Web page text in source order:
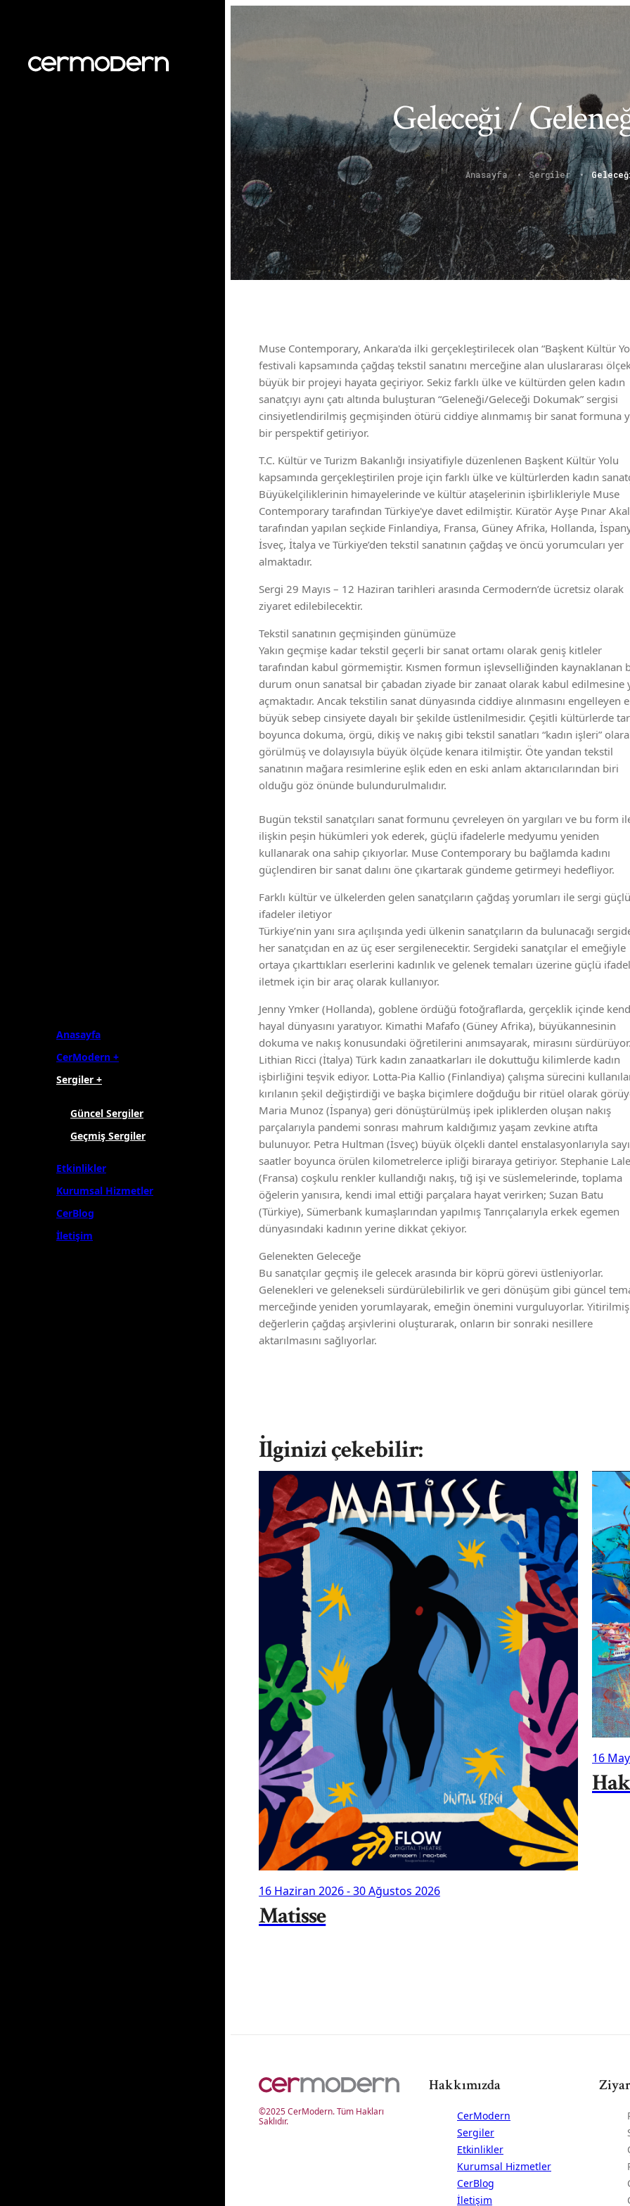
Anasayfa
CerModern +
Sergiler +
Güncel Sergiler
Geçmiş Sergiler
Etkinlikler
Kurumsal Hizmetler
CerBlog
İletişim
Geleceği /
Anasayfa Sergiler
Muse Contemporary, Ankara'da ilki gerçekleştirilecek olan “Başkent Kültür
festivali kapsamında çağdaş tekstil sanatını merceğine alan uluslararası
büyük bir projeyi hayata geçiriyor. Sekiz farklı ülke ve kültürden gelen kadın
sanatçıyı aynı çatı altında buluşturan “Geleneği/Geleceği Dokumak” sergisi
cinsiyetlendirilmiş geçmişinden ötürü ciddiye alınmamış bir sanat formuna
bir perspektif getiriyor.
T.C. Kültür ve Turizm Bakanlığı insiyatifiyle düzenlenen Başkent Kültür Yolu
kapsamında gerçekleştirilen proje için farklı ülke ve kültürlerden kadın
Büyükelçiliklerinin himayelerinde ve kültür ataşelerinin işbirlikleriyle Muse
Contemporary tarafından Türkiye'ye davet edilmiştir. Küratör Ayşe Pınar
tarafından yapılan seçkide Finlandiya, Fransa, Güney Afrika, Hollanda,
İsveç, İtalya ve Türkiye’den tekstil sanatının çağdaş ve öncü yorumcuları yer
almaktadır.
Sergi 29 Mayıs – 12 Haziran tarihleri arasında Cermodern’de ücretsiz olarak
ziyaret edilebilecektir.
Tekstil sanatının geçmişinden günümüze
Yakın geçmişe kadar tekstil geçerli bir sanat ortamı olarak geniş kitleler
tarafından kabul görmemiştir. Kısmen formun işlevselliğinden kaynaklanan
durum onun sanatsal bir çabadan ziyade bir zanaat olarak kabul edilmesine
açmaktadır. Ancak tekstilin sanat dünyasında ciddiye alınmasını engelleyen
büyük sebep cinsiyete dayalı bir şekilde üstlenilmesidir. Çeşitli kültürlerde
boyunca dokuma, örgü, dikiş ve nakış gibi tekstil sanatları “kadın işleri”
görülmüş ve dolayısıyla büyük ölçüde kenara itilmiştir. Öte yandan tekstil
sanatının mağara resimlerine eşlik eden en eski anlam aktarıcılarından biri
olduğu göz önünde bulundurulmalıdır.
Bugün tekstil sanatçıları sanat formunu çevreleyen ön yargıları ve bu form
ilişkin peşin hükümleri yok ederek, güçlü ifadelerle medyumu yeniden
kullanarak ona sahip çıkıyorlar. Muse Contemporary bu bağlamda kadını
güçlendiren bir sanat dalını öne çıkartarak gündeme getirmeyi hedefliyor.
Farklı kültür ve ülkelerden gelen sanatçıların çağdaş yorumları ile sergi güçlü
ifadeler iletiyor
Türkiye’nin yanı sıra açılışında yedi ülkenin sanatçıların da bulunacağı
her sanatçıdan en az üç eser sergilenecektir. Sergideki sanatçılar el emeğiyle
ortaya çıkarttıkları eserlerini kadınlık ve gelenek temaları üzerine güçlü
iletmek için bir araç olarak kullanıyor.
Jenny Ymker (Hollanda), goblene ördüğü fotoğraflarda, gerçeklik içinde
hayal dünyasını yaratıyor. Kimathi Mafafo (Güney Afrika), büyükannesinin
dokuma ve nakış konusundaki öğretilerini anımsayarak, mirasını sürdürüyor.
Lithian Ricci (İtalya) Türk kadın zanaatkarları ile dokuttuğu kilimlerde kadın
işbirliğini teşvik ediyor. Lotta-Pia Kallio (Finlandiya) çalışma sürecini
kırılanın şekil değiştirdiği ve başka biçimlere doğduğu bir ritüel olarak
Maria Munoz (İspanya) geri dönüştürülmüş ipek ipliklerden oluşan nakış
parçalarıyla pandemi sonrası mahrum kaldığımız yaşam zevkine atıfta
bulunuyor. Petra Hultman (İsveç) büyük ölçekli dantel enstalasyonlarıyla
saatler boyunca örülen kilometrelerce ipliği biraraya getiriyor. Stephanie
(Fransa) coşkulu renkler kullandığı nakış, tığ işi ve süslemelerinde, toplama
öğelerin yanısıra, kendi imal ettiği parçalara hayat verirken; Suzan Batu
(Türkiye), Sümerbank kumaşlarından yapılmış Tanrıçalarıyla erkek egemen
dünyasındaki kadının yerine dikkat çekiyor.
Gelenekten Geleceğe
Bu sanatçılar geçmiş ile gelecek arasında bir köprü görevi üstleniyorlar.
Gelenekleri ve gelenekseli sürdürülebilirlik ve geri dönüşüm gibi güncel
merceğinde yeniden yorumlayarak, emeğin önemini vurguluyorlar. Yitirilmiş
değerlerin çağdaş arşivlerini oluşturarak, onların bir sonraki nesillere
aktarılmasını sağlıyorlar.
İlginizi çekebilir:
16 Haziran 2026-30 Ağustos 2026
Matisse
16
©2025 CerModern. Tüm Hakları
Saklıdır.
Hakkımızda
CerModern
Sergiler
Etkinlikler
Kurumsal Hizmetler
CerBlog
İletişim